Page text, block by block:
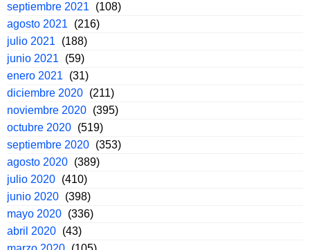
septiembre 2021
(108)
agosto 2021
(216)
julio 2021
(188)
junio 2021
(59)
enero 2021
(31)
diciembre 2020 (211)
noviembre 2020 (395)
octubre 2020 (519)
septiembre 2020 (353)
agosto 2020 (389)
julio 2020 (410)
junio 2020 (398)
mayo 2020 (336)
abril 2020 (43)